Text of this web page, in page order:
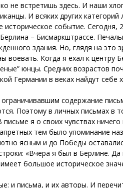
не встретишь здесь. И наши
И всяких других
историческое событие.
– Бисмаркштрассе.
здания. Но, глядя на
воевать. Когда я ехал к центру
юнцы. Средних возрастов
Германии в веках найдут себе
содержание
Поэтому в личных письмах в
я о своих чувствах
тем было упоминание
ясным и до Победы
«Вчера я был в Берлине.
большое историческое
и письма, и их авторы. И